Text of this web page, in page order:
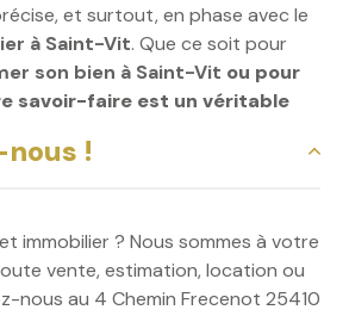
et surtout, en phase avec le
à Saint-Vit. Que ce soit pour
son bien à Saint-Vit ou pour
savoir-faire est un véritable
!
immobilier ? Nous sommes à votre
vente, estimation, location ou
nous au 4 Chemin Frecenot 25410